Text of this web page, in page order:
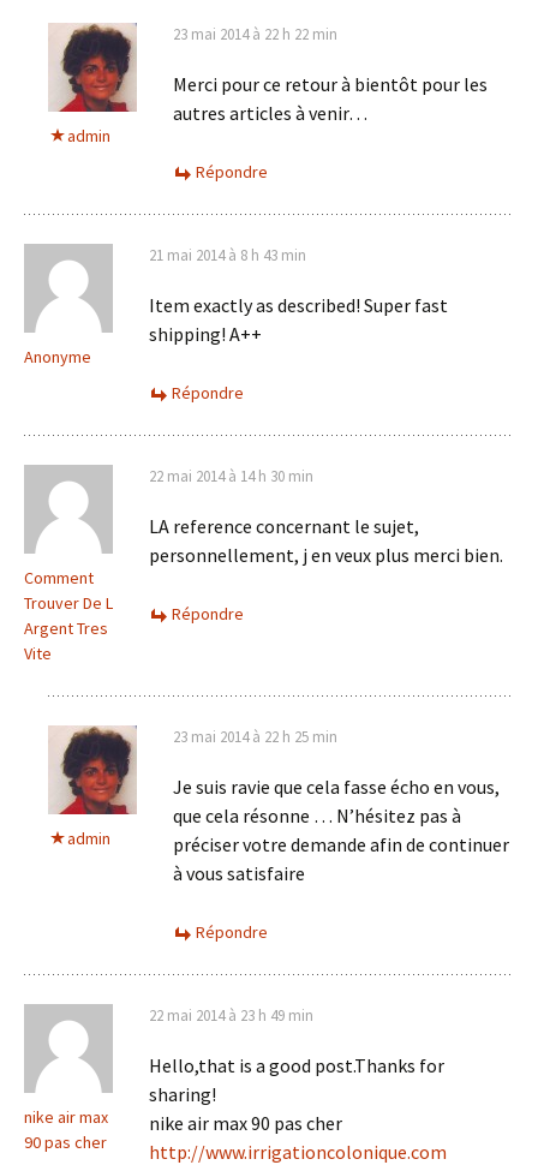
admin
23 mai 2014 à 22 h 22 min
Merci pour ce retour à bientôt pour les
autres articles à venir…
Répondre
Anonyme
21 mai 2014 à 8 h 43 min
Item exactly as described! Super fast
shipping! A++
Répondre
Comment
Trouver De L
Argent Tres
Vite
22 mai 2014 à 14 h 30 min
LA reference concernant le sujet,
personnellement, j en veux plus merci bien.
Répondre
admin
23 mai 2014 à 22 h 25 min
Je suis ravie que cela fasse écho en vous,
que cela résonne … N’hésitez pas à
préciser votre demande afin de continuer
à vous satisfaire
Répondre
nike air max
90 pas cher
22 mai 2014 à 23 h 49 min
Hello,that is a good post.Thanks for
sharing!
nike air max 90 pas cher
http://www.irrigationcolonique.com